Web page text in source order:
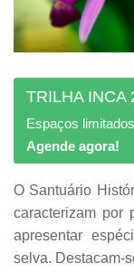
TRILHA INCA
Espaços
Agende agora!
O Santuário
caracterizam por
apresentar
selva. Destacam-